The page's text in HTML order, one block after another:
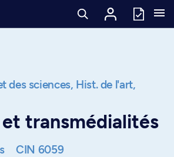
des sciences, Hist. de l'art,
transmédialités
CIN 6059